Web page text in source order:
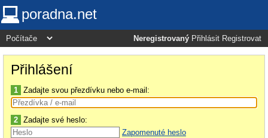
poradna.net
Neregistrovaný Přihlásit Registrovat
Přihlášení
1 Zadajte svou přezdívku nebo e-mail:
2 Zadajte své heslo:
Zapomenuté heslo